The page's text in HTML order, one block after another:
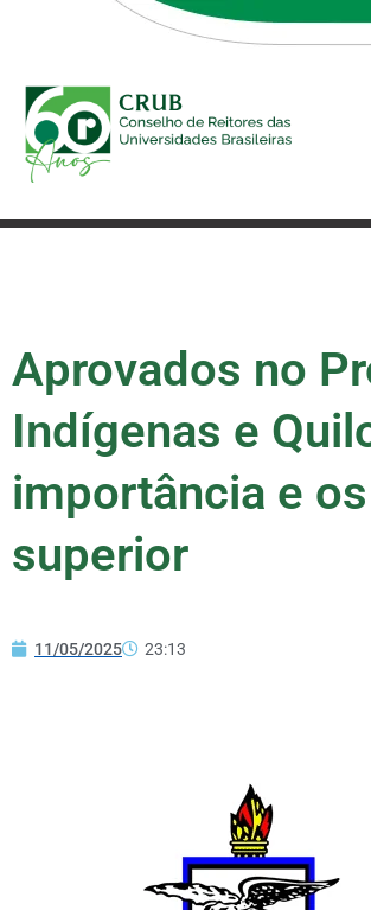
Aprovados no
Indígenas e
importância e
superior
11/05/2025 23:13